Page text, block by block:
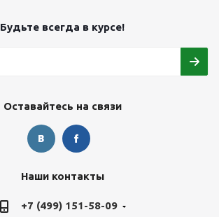
Будьте всегда в курсе!
Оставайтесь на связи
Наши контакты
+7 (499) 151-58-09